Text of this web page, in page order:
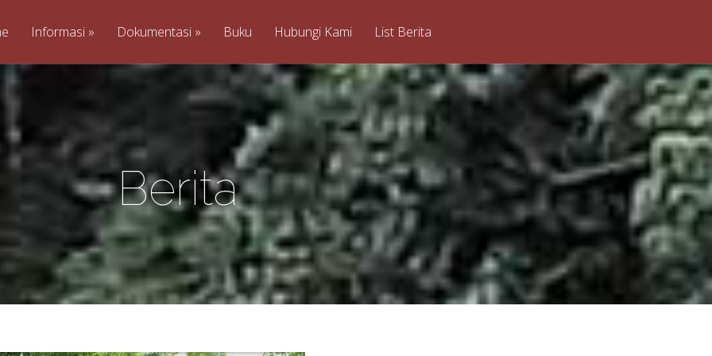
Informasi Dokumentasi Buku Hubungi Kami List Berita
Berita